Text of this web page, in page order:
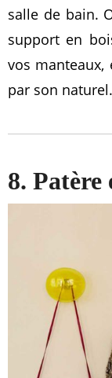
salle de bain.
support en
vos manteaux,
par son naturel.
8. Patère